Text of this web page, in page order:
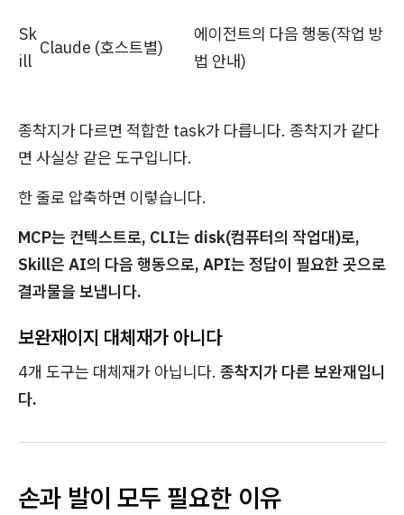
Sk
ill
Claude (호스트별)
에이전트의 다음 행동(작업 방
법 안내)
종착지가 다르면 적합한 task가 다릅니다. 종착지가 같다
면 사실상 같은 도구입니다.
한 줄로 압축하면 이렇습니다.
MCP는 컨텍스트로, CLI는 disk(컴퓨터의 작업대)로,
Skill은 AI의 다음 행동으로, API는 정답이 필요한 곳으로
결과물을 보냅니다.
보완재이지 대체재가 아니다
4개 도구는 대체재가 아닙니다. 종착지가 다른 보완재입니
다.
손과 발이 모두 필요한 이유